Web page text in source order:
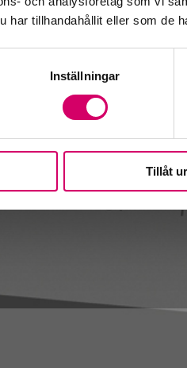
har tillhandahållit eller som de
Inställningar
Tillåt